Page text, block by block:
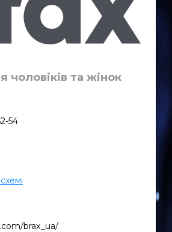
чоловіків та жінок
54
brax_ua/